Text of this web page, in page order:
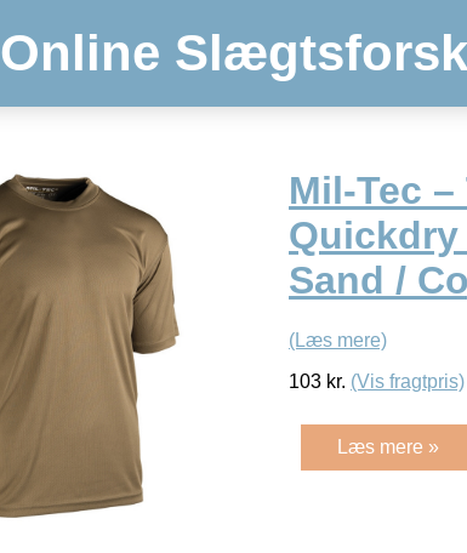
Online
Mil-Tec
Quickdry
Sand /
(Læs mere)
103 kr. (Vis fragtpris)
Læs mere »